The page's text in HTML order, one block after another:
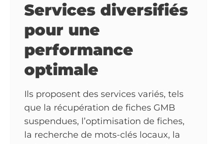
Services diversifiés
pour une
performance
optimale
Ils proposent des services variés, tels
que la récupération de fiches GMB
suspendues, l’optimisation de fiches,
la recherche de mots-clés locaux, la